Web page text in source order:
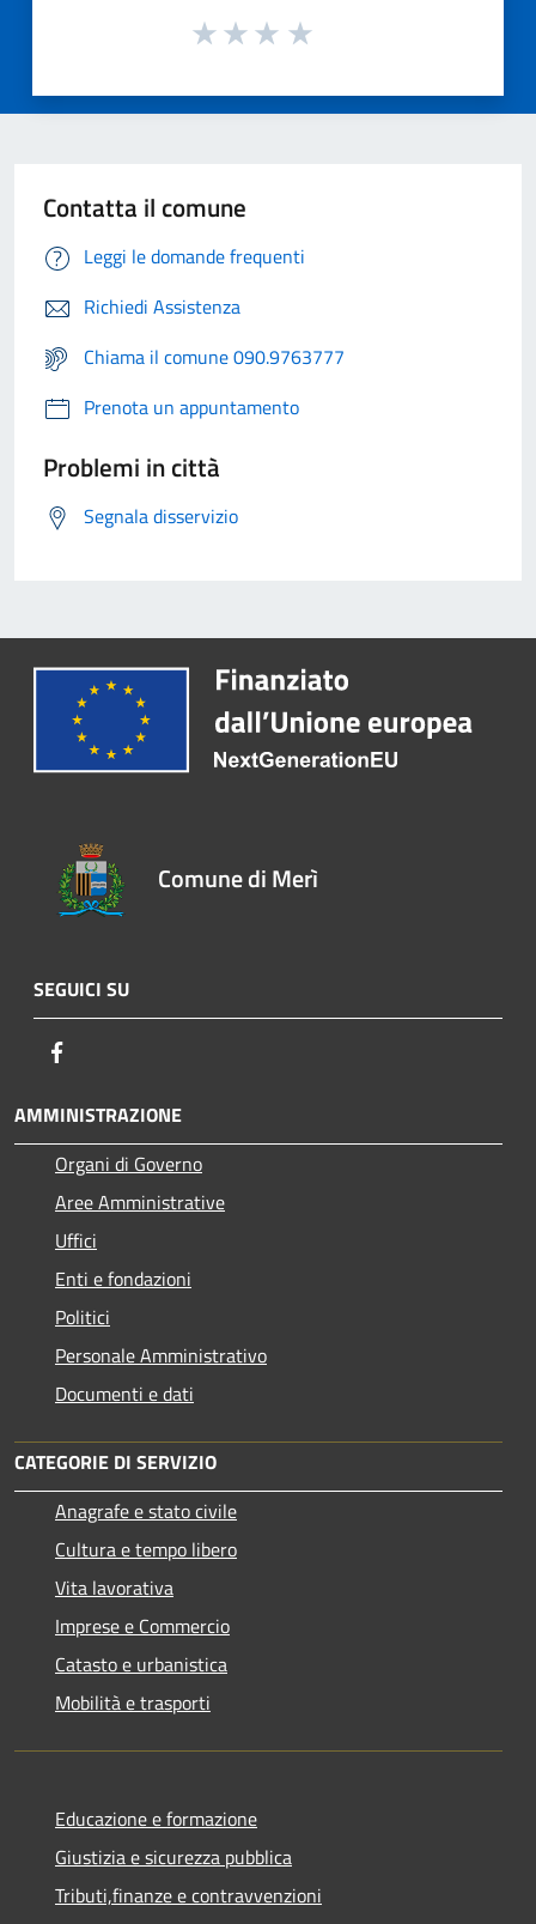
Contatta il comune
Leggi le domande frequenti
Richiedi Assistenza
Chiama il comune 090.9763777
Prenota un appuntamento
Problemi in città
Segnala disservizio
Comune di Merì
SEGUICI SU
AMMINISTRAZIONE
Organi di Governo
Aree Amministrative
Uffici
Enti e fondazioni
Politici
Personale Amministrativo
Documenti e dati
CATEGORIE DI SERVIZIO
Anagrafe e stato civile
Cultura e tempo libero
Vita lavorativa
Imprese e Commercio
Catasto e urbanistica
Mobilità e trasporti
Educazione e formazione
Giustizia e sicurezza pubblica
Tributi,finanze e contravvenzioni